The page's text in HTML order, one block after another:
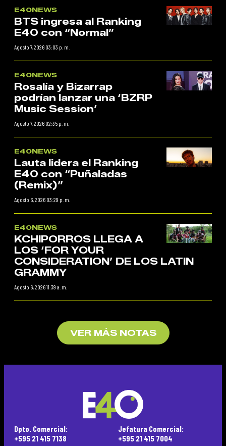
E40NEWS
BTS ingresa al Ranking
E40 con “Normal”
Agosto 7, 2026 03:03 p. m.
E40NEWS
Rosalía y Bizarrap
podrían lanzar una ‘BZRP
Music Session’
Agosto 7, 2026 02:35 p. m.
E40NEWS
Lauta lidera el Ranking
E40 con “Puñaladas
(Remix)”
Agosto 6, 2026 03:29 p. m.
E40NEWS
KCHIPORROS LLEGA A
LOS ‘FOR YOUR
CONSIDERATION’ DE LOS LATIN
GRAMMY
Agosto 6, 2026 11:39 a. m.
VER MÁS NOTAS
Dpto. Comercial:
+595 21 415 7138
Jefatura Comercial:
+595 21 415 7004